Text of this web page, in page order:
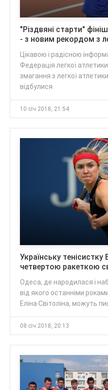
"Різдвяні старти"
- з новим рекордом з
Цікавою і радісною
Федерація легкої
змагання з легкої
відбулися
10 січ 2018, 21:54
Українську тенісистку
четвертою ракеткою
Одеса, де народилася і
від якого останніми
Еліна Світоліна, можуть
08 січ 2018, 20:13